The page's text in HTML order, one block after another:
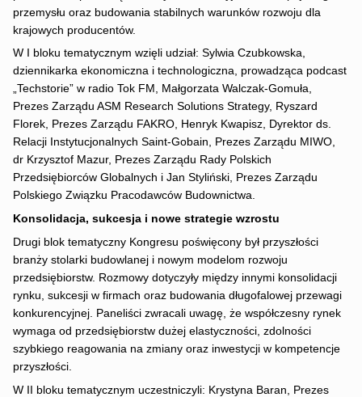
przemysłu oraz budowania stabilnych warunków rozwoju dla
krajowych producentów.
W I bloku tematycznym wzięli udział: Sylwia Czubkowska,
dziennikarka ekonomiczna i technologiczna, prowadząca podcast
„Techstorie” w radio Tok FM, Małgorzata Walczak-Gomuła,
Prezes Zarządu ASM Research Solutions Strategy, Ryszard
Florek, Prezes Zarządu FAKRO, Henryk Kwapisz, Dyrektor ds.
Relacji Instytucjonalnych Saint-Gobain, Prezes Zarządu MIWO,
dr Krzysztof Mazur, Prezes Zarządu Rady Polskich
Przedsiębiorców Globalnych i Jan Styliński, Prezes Zarządu
Polskiego Związku Pracodawców Budownictwa.
Konsolidacja, sukcesja i nowe strategie wzrostu
Drugi blok tematyczny Kongresu poświęcony był przyszłości
branży stolarki budowlanej i nowym modelom rozwoju
przedsiębiorstw. Rozmowy dotyczyły między innymi konsolidacji
rynku, sukcesji w firmach oraz budowania długofalowej przewagi
konkurencyjnej. Paneliści zwracali uwagę, że współczesny rynek
wymaga od przedsiębiorstw dużej elastyczności, zdolności
szybkiego reagowania na zmiany oraz inwestycji w kompetencje
przyszłości.
W II bloku tematycznym uczestniczyli: Krystyna Baran, Prezes